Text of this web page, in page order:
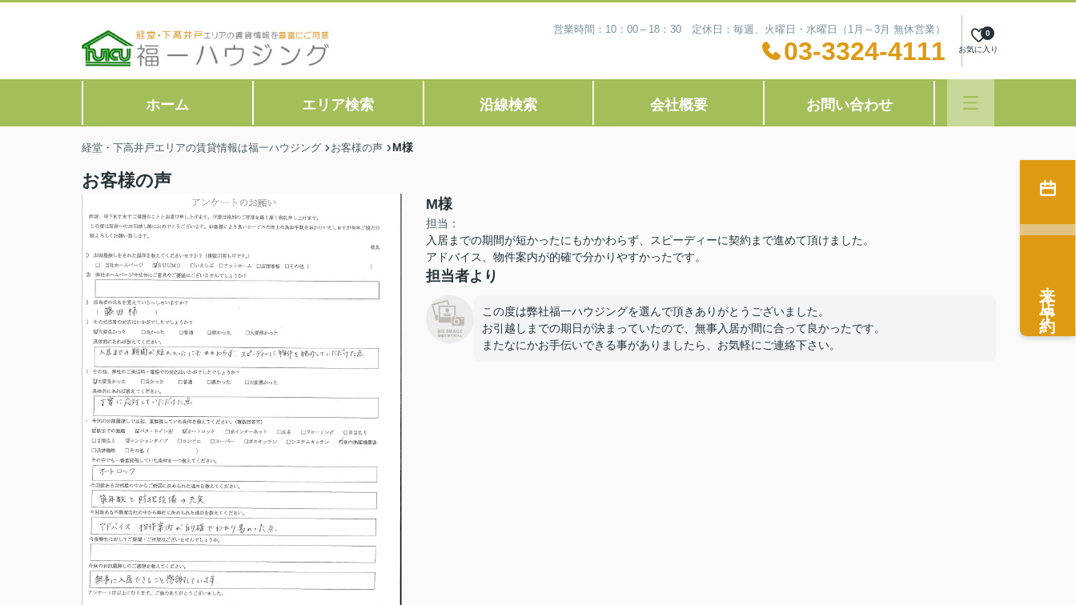
営業時間：10：00～18：30 定休日：毎週、火曜日・水曜日（1月～3月 無休営業）
03-3324-4111 お気に入り
0
ホーム エリア検索 沿線検索 会社概要 お問い合わせ
経堂・下高井戸エリアの賃貸情報は福一ハウジング お客様の声 M様
お客様の声
M様
担当：
入居までの期間が短かったにもかかわらず、スピーディーに契約まで進めて頂けました。
アドバイス、物件案内が的確で分かりやすかったです。
担当者より
この度は弊社福一ハウジングを選んで頂きありがとうございました。
お引越しまでの期日が決まっていたので、無事入居が間に合って良かったです。
またなにかお手伝いできる事がありましたら、お気軽にご連絡下さい。
来店予約